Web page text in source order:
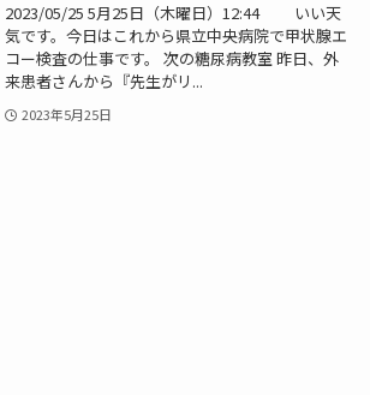
2023/05/25 5月25日（木曜日）12:44 いい天
気です。今日はこれから県立中央病院で甲状腺エ
コー検査の仕事です。 次の糖尿病教室 昨日、外
来患者さんから『先生がリ...
2023年5月25日